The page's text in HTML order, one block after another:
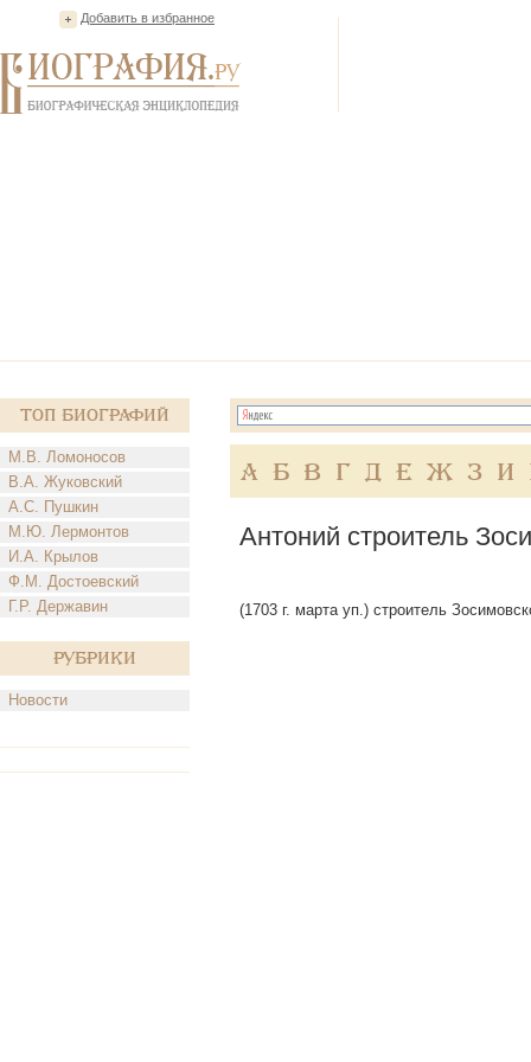
Добавить в избранное
Топ Биографий
М.В. Ломоносов
В.А. Жуковский
А.С. Пушкин
М.Ю. Лермонтов
И.А. Крылов
Ф.М. Достоевский
Г.Р. Державин
Рубрики
Новости
А Б В Г Д Е Ж З И
Антоний строитель
(1703 г. марта уп.) строитель